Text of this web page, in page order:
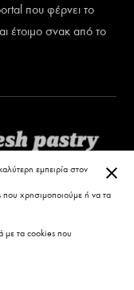
που φέρνει το
έτοιμο σνακ από το
εμπειρία στον
που χρησιμοποιούμε ή να τα
με τα cookies που